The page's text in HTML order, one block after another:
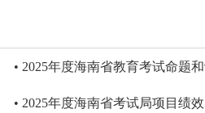
• 2025年度海南省教育考试命题
• 2025年度海南省考试局项目绩